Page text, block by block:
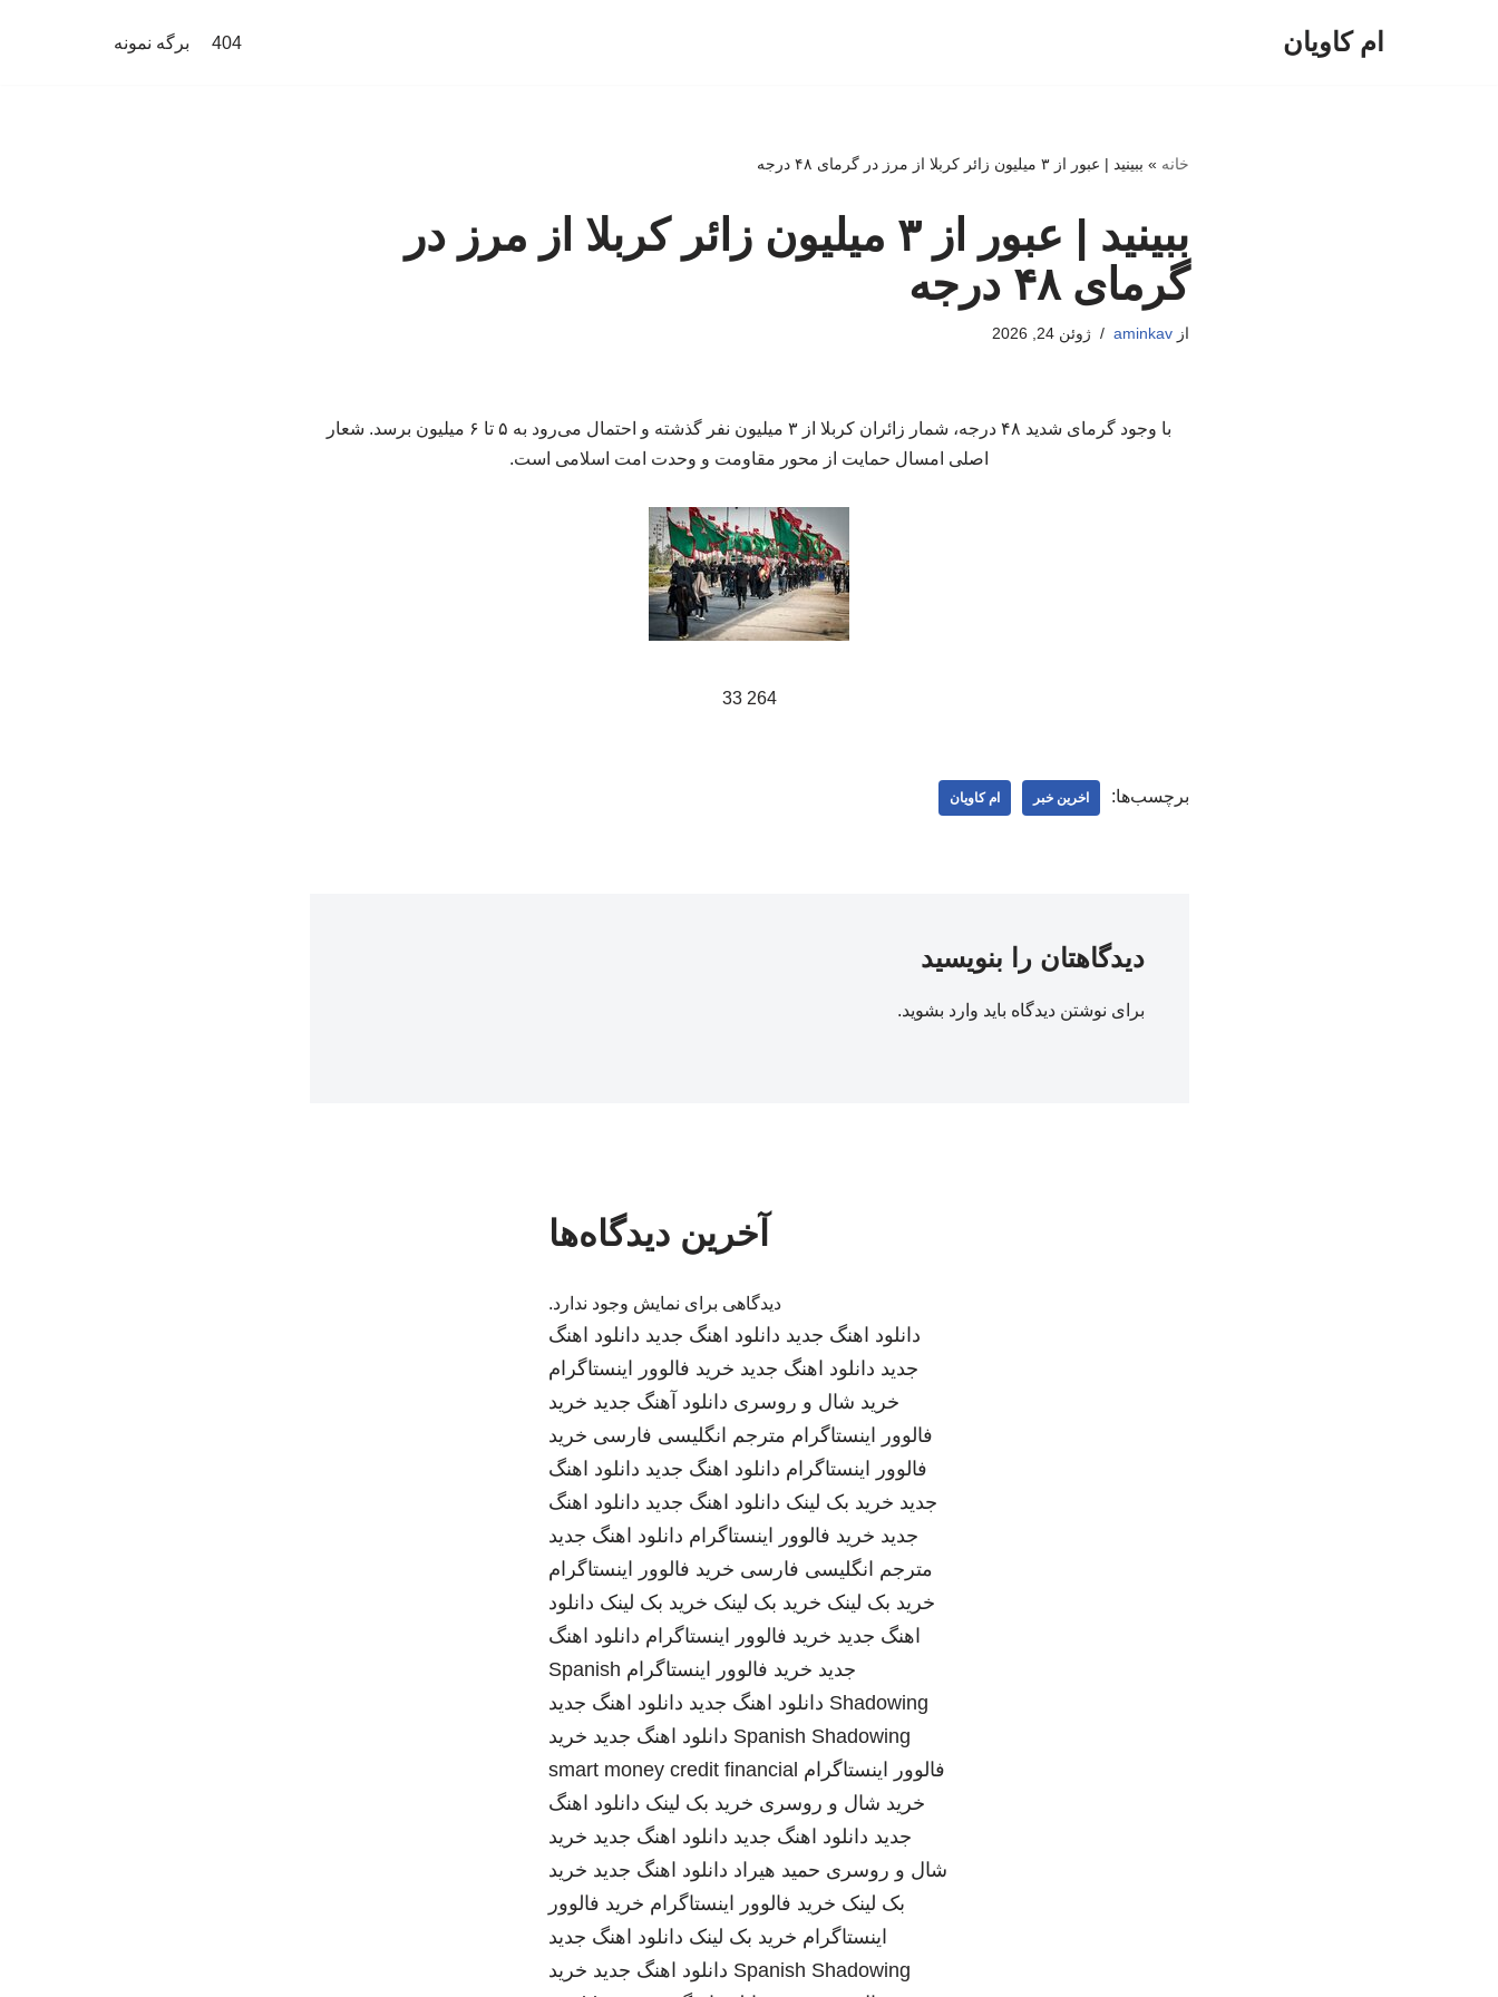
ام کاویان 404 برگه نمونه
خانه » ببینید | عبور از ۳ میلیون زائر کربلا از مرز در گرمای ۴۸ درجه
ببینید | عبور از ۳ میلیون زائر کربلا از مرز در
گرمای ۴۸ درجه
ازaminkav ژوئن 24, 2026
با وجود گرمای شدید ۴۸ درجه، شمار زائران کربلا از ۳ میلیون نفر گذشته و احتمال می‌رود به ۵ تا ۶ میلیون برسد. شعار
اصلی امسال حمایت از محور مقاومت و وحدت امت اسلامی است.
264 33
برچسب‌ها: اخرین خبر ام کاویان
دیدگاهتان را بنویسید
برای نوشتن دیدگاه باید وارد بشوید.
آخرین دیدگاه‌ها
دیدگاهی برای نمایش وجود ندارد.
دانلود اهنگ جدید دانلود اهنگ جدید دانلود اهنگ
جدید دانلود اهنگ جدید خرید فالوور اینستاگرام
خرید شال و روسری دانلود آهنگ جدید خرید
فالوور اینستاگرام مترجم انگلیسی فارسی خرید
فالوور اینستاگرام دانلود اهنگ جدید دانلود اهنگ
جدید خرید بک لینک دانلود اهنگ جدید دانلود اهنگ
جدید خرید فالوور اینستاگرام دانلود اهنگ جدید
مترجم انگلیسی فارسی خرید فالوور اینستاگرام
خرید بک لینک خرید بک لینک خرید بک لینک دانلود
اهنگ جدید خرید فالوور اینستاگرام دانلود اهنگ
جدید خرید فالوور اینستاگرام Spanish
Shadowing دانلود اهنگ جدید دانلود اهنگ جدید
Spanish Shadowing دانلود اهنگ جدید خرید
فالوور اینستاگرام smart money credit financial
خرید شال و روسری خرید بک لینک دانلود اهنگ
جدید دانلود اهنگ جدید دانلود اهنگ جدید خرید
شال و روسری حمید هیراد دانلود اهنگ جدید خرید
بک لینک خرید فالوور اینستاگرام خرید فالوور
اینستاگرام خرید بک لینک دانلود اهنگ جدید
Spanish Shadowing دانلود اهنگ جدید خرید